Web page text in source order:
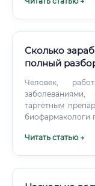
Это, пожалуй,
Сколько
полный
Человек,
таргетным
биофармакологи
нейронаука
Читать статью →